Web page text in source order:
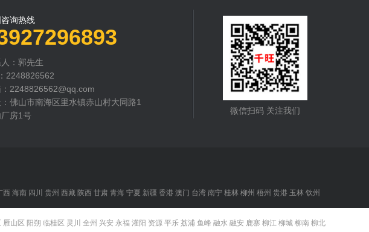
询热线
：郭先生
2248826562
：2248826562@qq.com
佛山市南海区里水镇赤山村大同路1
房1号
微信扫码 关注我们
西 海南 四川 贵州 西藏 陕西 甘肃 青海 宁夏 新疆 香港 澳门 台湾 南宁 桂林 柳州 梧州 贵港 玉林 钦州
雁山区 阳朔 临桂区 灵川 全州 兴安 永福 灌阳 资源 平乐 荔浦 鱼峰 融水 融安 鹿寨 柳江 柳城 柳南 柳北